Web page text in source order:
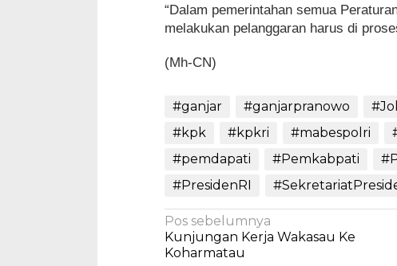
“Dalam pemerintahan semua
melakukan pelanggaran harus di
(Mh-CN)
#ganjar #ganjarpranowo
#kpk
#kpkri #mabespolri
#pemdapati
#Pemkabpati
#PresidenRI
Navigasi
pos
Pos sebelumnya
Kunjungan Kerja Wakasau Ke
Koharmatau